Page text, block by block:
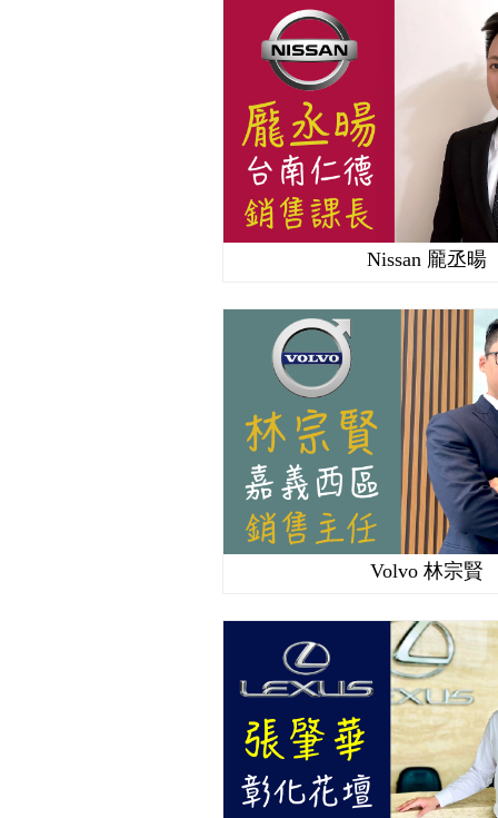
Nissan 龎丞暘
Volvo 林宗賢